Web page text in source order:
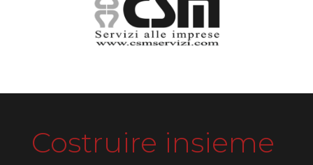
Costruire insieme